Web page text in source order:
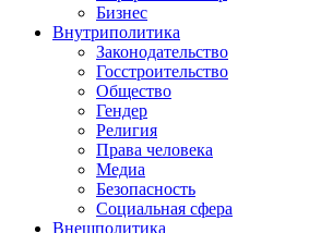
Бизнес
Внутриполитика
Законодательство
Госстроительство
Общество
Гендер
Религия
Права человека
Медиа
Безопасность
Социальная сфера
Внешполитика